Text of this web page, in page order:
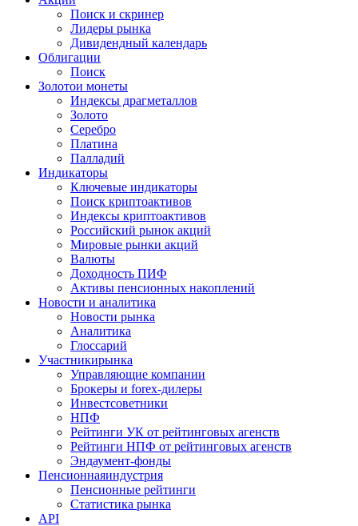
Поиск и скринер
Лидеры рынка
Дивидендный календарь
Облигации
Поиск
Золотои монеты
Индексы драгметаллов
Золото
Серебро
Платина
Палладий
Индикаторы
Ключевые индикаторы
Поиск криптоактивов
Индексы криптоактивов
Российский рынок акций
Мировые рынки акций
Валюты
Доходность ПИФ
Активы пенсионных накоплений
Новости и аналитика
Новости рынка
Аналитика
Глоссарий
Участникирынка
Управляющие компании
Брокеры и forex-дилеры
Инвестсоветники
НПФ
Рейтинги УК от рейтинговых агенств
Рейтинги НПФ от рейтинговых агенств
Эндаумент-фонды
Пенсионнаяиндустрия
Пенсионные рейтинги
Статистика рынка
API